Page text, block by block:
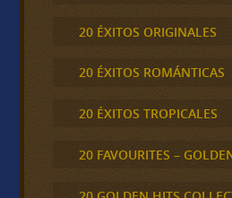
20 ÉXITOS ORIGINALES
20 ÉXITOS ROMÁNTICAS
20 ÉXITOS TROPICALES
20 FAVOURITES –